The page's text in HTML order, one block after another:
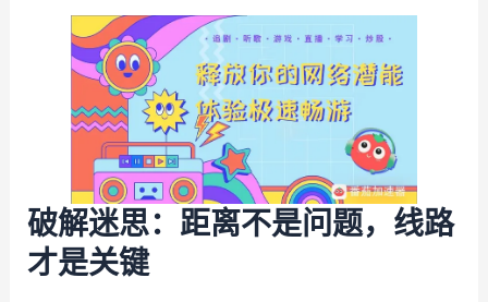
破解迷思：距离不是问题，线路
才是关键